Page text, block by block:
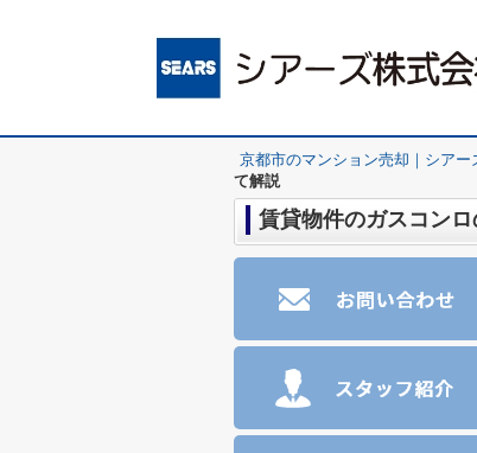
京都市のマンション売却｜シアー
て解説
賃貸物件のガスコン